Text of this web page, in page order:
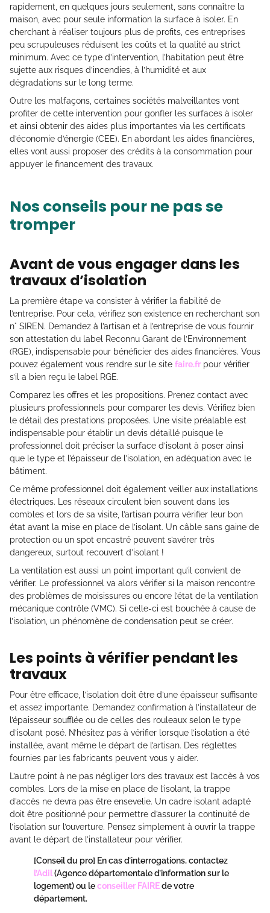
rapidement, en quelques jours seulement, sans connaître la
maison, avec pour seule information la surface à isoler. En
cherchant à réaliser toujours plus de profits, ces entreprises
peu scrupuleuses réduisent les coûts et la qualité au strict
minimum. Avec ce type d’intervention, l’habitation peut être
sujette aux risques d’incendies, à l’humidité et aux
dégradations sur le long terme.
Outre les malfaçons, certaines sociétés malveillantes vont
profiter de cette intervention pour gonfler les surfaces à isoler
et ainsi obtenir des aides plus importantes via les certificats
d’économie d’énergie (CEE). En abordant les aides financières,
elles vont aussi proposer des crédits à la consommation pour
appuyer le financement des travaux.
Nos conseils pour ne pas se
tromper
Avant de vous engager dans les
travaux d’isolation
La première étape va consister à vérifier la fiabilité de
l’entreprise. Pour cela, vérifiez son existence en recherchant son
n° SIREN. Demandez à l’artisan et à l’entreprise de vous fournir
son attestation du label Reconnu Garant de l’Environnement
(RGE), indispensable pour bénéficier des aides financières. Vous
pouvez également vous rendre sur le site faire.fr pour vérifier
s’il a bien reçu le label RGE.
Comparez les offres et les propositions. Prenez contact avec
plusieurs professionnels pour comparer les devis. Vérifiez bien
le détail des prestations proposées. Une visite préalable est
indispensable pour établir un devis détaillé puisque le
professionnel doit préciser la surface d’isolant à poser ainsi
que le type et l’épaisseur de l’isolation, en adéquation avec le
bâtiment.
Ce même professionnel doit également veiller aux installations
électriques. Les réseaux circulent bien souvent dans les
combles et lors de sa visite, l’artisan pourra vérifier leur bon
état avant la mise en place de l’isolant. Un câble sans gaine de
protection ou un spot encastré peuvent s’avérer très
dangereux, surtout recouvert d’isolant !
La ventilation est aussi un point important qu’il convient de
vérifier. Le professionnel va alors vérifier si la maison rencontre
des problèmes de moisissures ou encore l’état de la ventilation
mécanique contrôle (VMC). Si celle-ci est bouchée à cause de
l’isolation, un phénomène de condensation peut se créer.
Les points à vérifier pendant les
travaux
Pour être efficace, l’isolation doit être d’une épaisseur suffisante
et assez importante. Demandez confirmation à l’installateur de
l’épaisseur soufflée ou de celles des rouleaux selon le type
d’isolant posé. N’hésitez pas à vérifier lorsque l’isolation a été
installée, avant même le départ de l’artisan. Des réglettes
fournies par les fabricants peuvent vous y aider.
L’autre point à ne pas négliger lors des travaux est l’accès à vos
combles. Lors de la mise en place de l’isolant, la trappe
d’accès ne devra pas être ensevelie. Un cadre isolant adapté
doit être positionné pour permettre d’assurer la continuité de
l’isolation sur l’ouverture. Pensez simplement à ouvrir la trappe
avant le départ de l’installateur pour vérifier.
[Conseil du pro] En cas d’interrogations, contactez
l’Adil(Agence départementale d’information sur le
logement) ou leconseiller FAIREde votre
département.